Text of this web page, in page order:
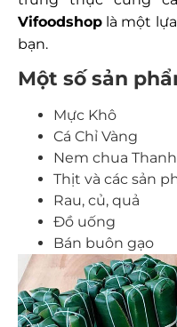
Vifoodshop là một
bạn.
Một số sản
Mực Khô
Cá Chỉ Vàng
Nem chua
Thịt và các sản
Rau, củ, quả
Đồ uống
Bán buôn gạo